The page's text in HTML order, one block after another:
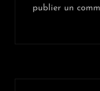
publier un